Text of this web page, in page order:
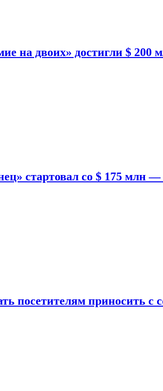
на двоих» достигли $ 200
стартовал со $ 175 млн
посетителям приносить с